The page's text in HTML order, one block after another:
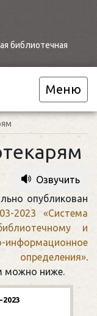
библиотечная
Меню
Озвучить
опубликован
2023 «Система
и
информационное
.
можно ниже.